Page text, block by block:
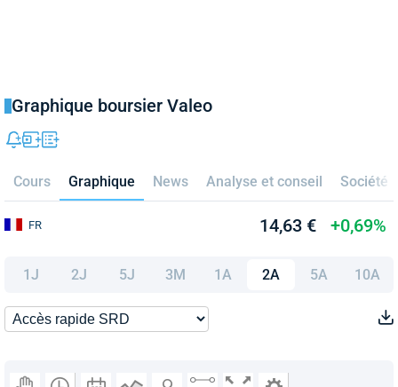
Graphique boursier Valeo
Cours Graphique News Analyse et conseil Société
FR 14,63 € +0,69%
1J 2J 5J 3M 1A 2A 5A 10A